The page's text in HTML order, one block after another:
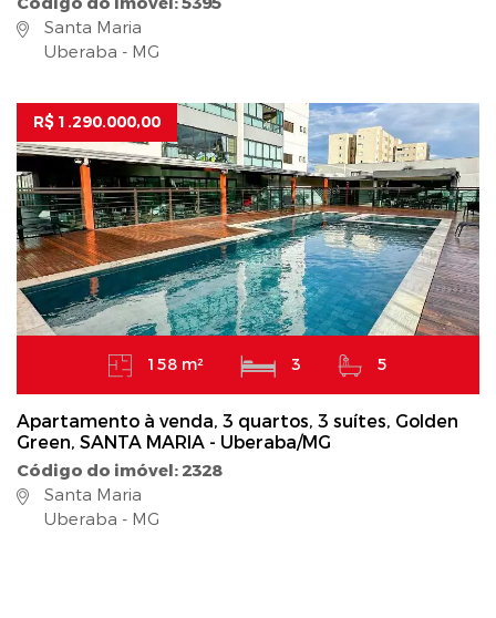
Santa Maria
Uberaba - MG
R$ 1.290.000,00
158 m² 3 5
Apartamento à venda, 3 quartos, 3 suítes, Golden
Green, SANTA MARIA - Uberaba/MG
Código do imóvel: 2328
Santa Maria
Uberaba - MG